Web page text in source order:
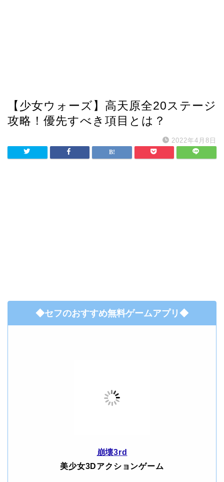
【少女ウォーズ】高天原全20ステージ
攻略！優先すべき項目とは？
2022年4月8日
◆セフのおすすめ無料ゲームアプリ◆
崩壊3rd
美少女3Dアクションゲーム